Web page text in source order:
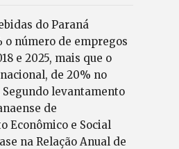
do Paraná
o número de empregos
e 2025, mais que o
de 20% no
levantamento
de
Econômico e Social
na Relação Anual de